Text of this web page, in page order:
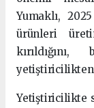
Yumaklı,
ürünleri
Yetiştiricilikte